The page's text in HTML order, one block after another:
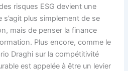
risques ESG devient une
plus simplement de se
mais de penser la finance
Plus encore, comme le
Draghi sur la compétitivité
est appelée à être un levier